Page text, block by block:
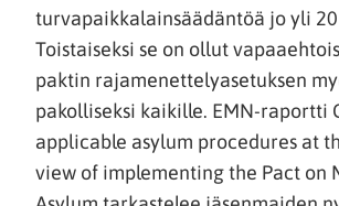
turvapaikkalainsäädäntöä jo yli
Toistaiseksi se on ollut
paktin rajamenettelyasetuksen
pakolliseksi kaikille. EMN-raportti
applicable asylum procedures at
view of implementing the Pact on